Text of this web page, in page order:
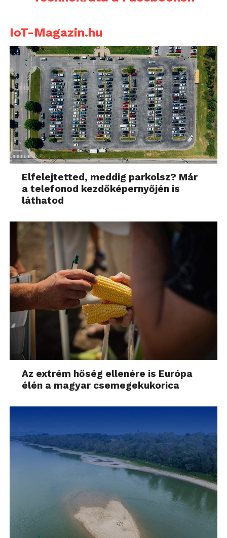
IoT-Magazin.hu
Elfelejtetted, meddig parkolsz? Már
a telefonod kezdőképernyőjén is
láthatod
Az extrém hőség ellenére is Európa
élén a magyar csemegekukorica